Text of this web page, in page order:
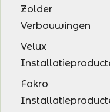
Zolder
Verbouwingen
Velux
Fakro